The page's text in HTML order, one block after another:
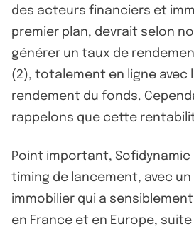
des acteurs financiers et
premier plan, devrait selon
générer un taux de
(2), totalement en ligne avec
rendement du fonds.
rappelons que cette
Point important, Sofidynamic
timing de lancement, avec
immobilier qui a
en France et en Europe,